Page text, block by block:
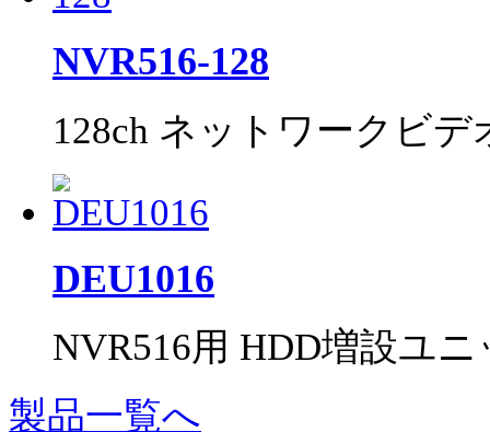
NVR516-128
128ch ネットワークビ
DEU1016
NVR516用 HDD増設ユニ
製品一覧へ